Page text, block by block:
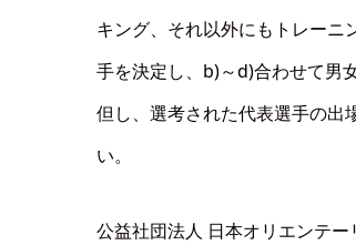
キング、それ以外にもトレーニ
手を決定し、b)～d)合わせて男
但し、選考された代表選手の出
い。
公益社団法人 日本オリエンテー